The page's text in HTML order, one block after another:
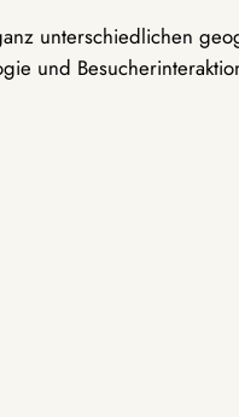
unterschiedlichen
und